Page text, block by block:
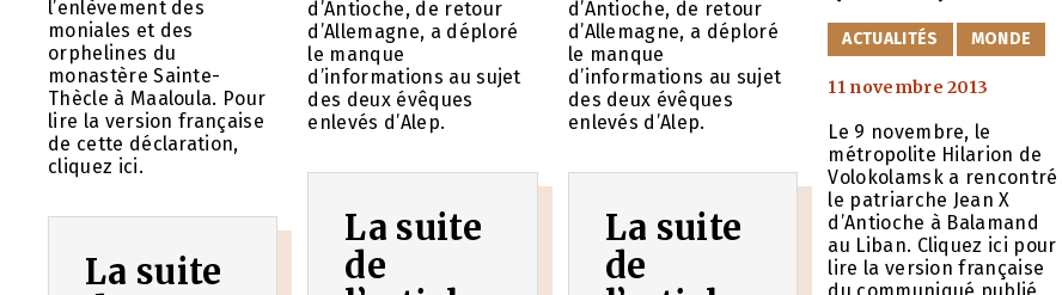
l’enlèvement des
moniales et des
orphelines du
monastère Sainte-
Thècle à Maaloula. Pour
lire la version française
de cette déclaration,
cliquez ici.
La suite
d’Antioche, de retour
d’Allemagne, a déploré
le manque
d’informations au sujet
des deux évêques
enlevés d’Alep.
La suite
de
d’Antioche, de retour
d’Allemagne, a déploré
le manque
d’informations au sujet
des deux évêques
enlevés d’Alep.
La suite
de
CATÉGORIES
ACTUALITÉS MONDE
11 novembre 2013
Le 9 novembre, le
métropolite Hilarion de
Volokolamsk a rencontré
le patriarche Jean X
d’Antioche à Balamand
au Liban. Cliquez ici pour
lire la version française